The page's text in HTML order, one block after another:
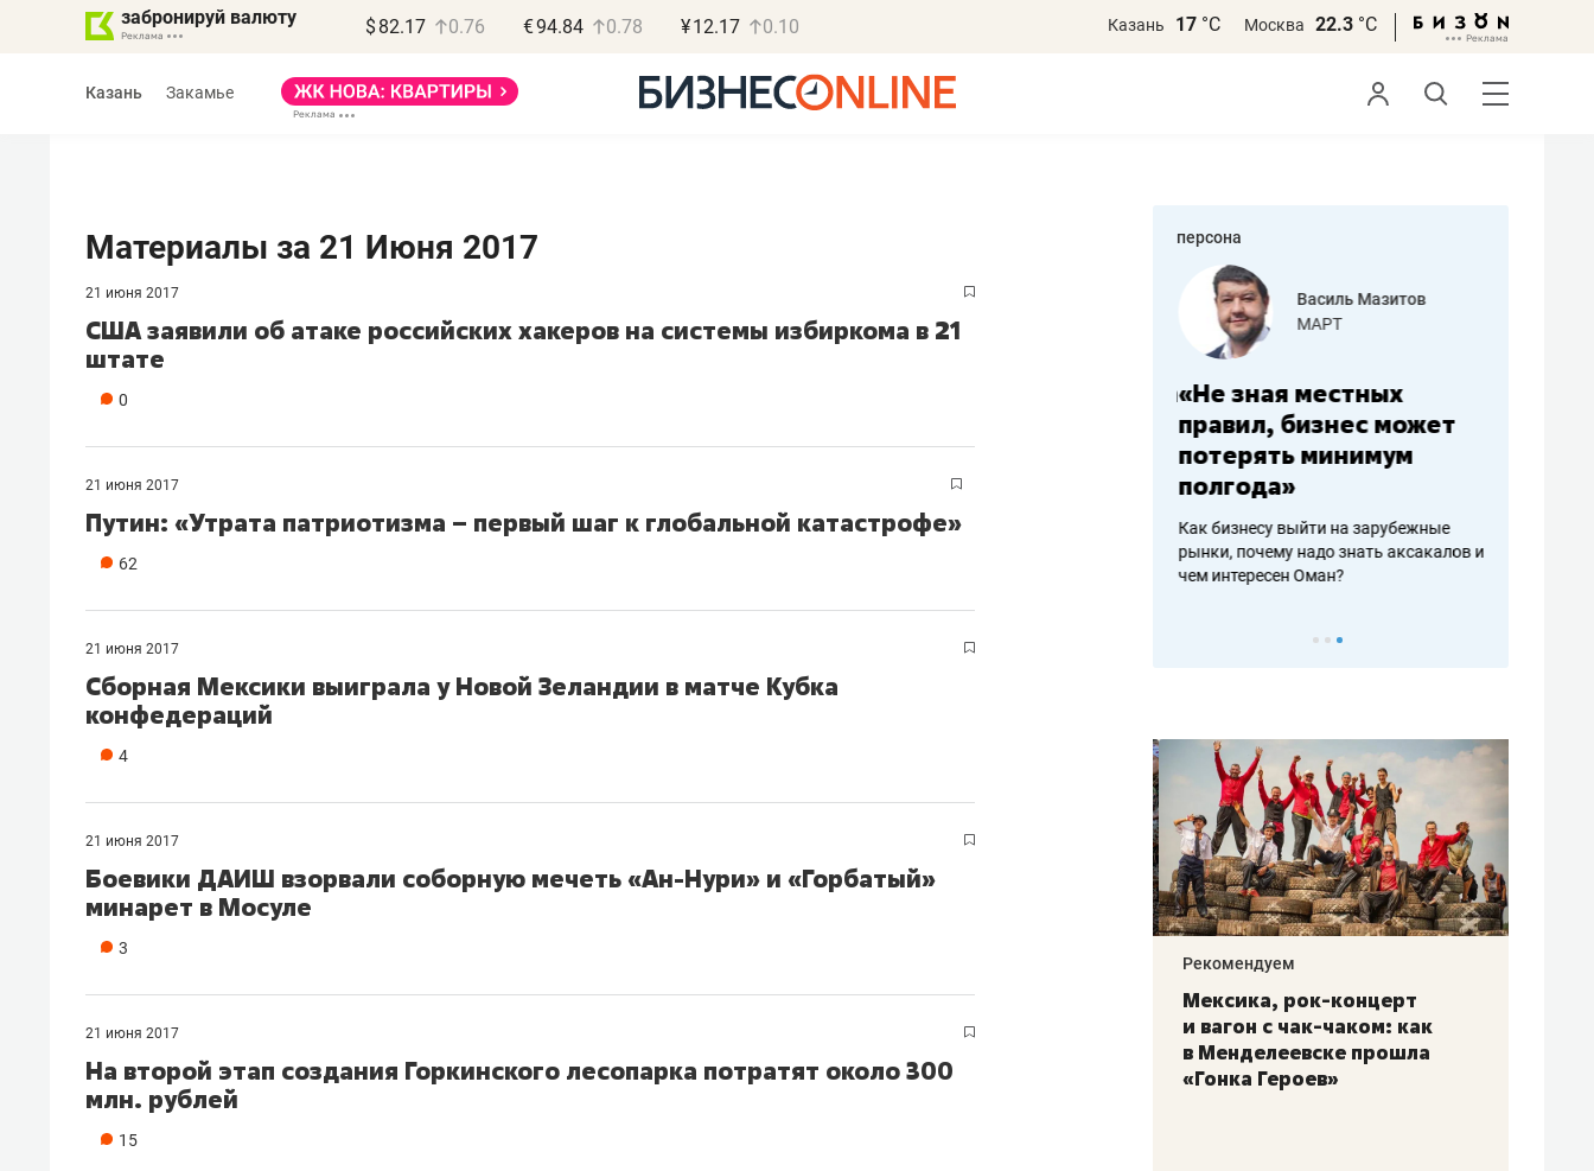
забронируй валюту $ 82.17 0.76 €94.84 0.78 ¥12.17 0.10 Казань 17 °С Москва 22.3 °С
Казань Закамье
Материалы за 21 Июня 2017
21 июня 2017
США заявили об атаке российских хакеров на системы избиркома в 21
штате
0
21 июня 2017
Путин: «Утрата патриотизма – первый шаг к глобальной катастрофе»
62
21 июня 2017
Сборная Мексики выиграла у Новой Зеландии в матче Кубка
конфедераций
4
21 июня 2017
Боевики ДАИШ взорвали соборную мечеть «Ан-Нури» и «Горбатый»
минарет в Мосуле
3
21 июня 2017
На второй этап создания Горкинского лесопарка потратят около 300
млн. рублей
15
персона
МАРТ
потерять минимум
Как бизнесу выйти на зарубежные
«Готовые решения»
чем потерять
Владелец отделочной фирмы
от болезни, чувствовать
себя живой»
Наследница бизнеса по пошиву
Василь Мазитов
МАРТ
«Не зная местных
правил, бизнес может
потерять минимум
полгода»
Как бизнесу выйти на зарубежные
рынки, почему надо знать аксакалов и
чем интересен Оман?
Как ГК «МИР ГРУПП» и ВТБ
создают оазис жилого
150 камер до квартиры и Face
Опыт выживания в дикой
природе, работа
состоянием как основа
Рекомендуем
Мексика, рок-концерт
и вагон с чак-чаком: как
в Менделеевске прошла
«Гонка Героев»